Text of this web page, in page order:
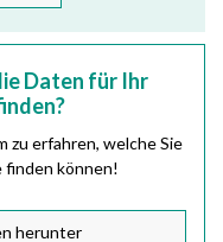
Daten für Ihr
zu erfahren, welche Sie
finden können!
herunter